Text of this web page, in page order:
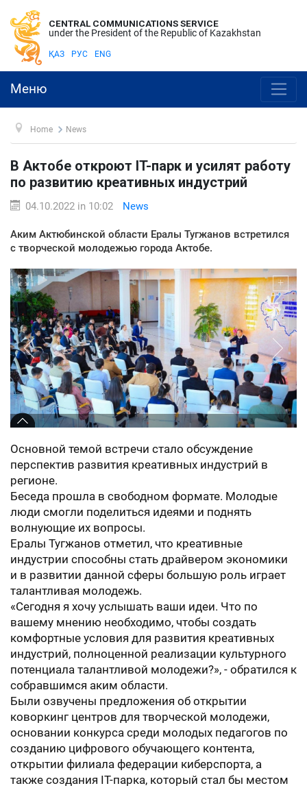
CENTRAL COMMUNICATIONS SERVICE
under the President of the Republic of Kazakhstan
ҚАЗ РУС ENG
Меню
Home News
В Актобе откроют IT-парк и усилят работу
по развитию креативных индустрий
04.10.2022 in 10:02 News
Аким Актюбинской области Ералы Тугжанов встретился
с творческой молодежью города Актобе.
Основной темой встречи стало обсуждение
перспектив развития креативных индустрий в
регионе.
Беседа прошла в свободном формате. Молодые
люди смогли поделиться идеями и поднять
волнующие их вопросы.
Ералы Тугжанов отметил, что креативные
индустрии способны стать драйвером экономики
и в развитии данной сферы большую роль играет
талантливая молодежь.
«Сегодня я хочу услышать ваши идеи. Что по
вашему мнению необходимо, чтобы создать
комфортные условия для развития креативных
индустрий, полноценной реализации культурного
потенциала талантливой молодежи?», - обратился к
собравшимся аким области.
Были озвучены предложения об открытии
коворкинг центров для творческой молодежи,
основании конкурса среди молодых педагогов по
созданию цифрового обучающего контента,
открытии филиала федерации киберспорта, а
также создания IT-парка, который стал бы местом